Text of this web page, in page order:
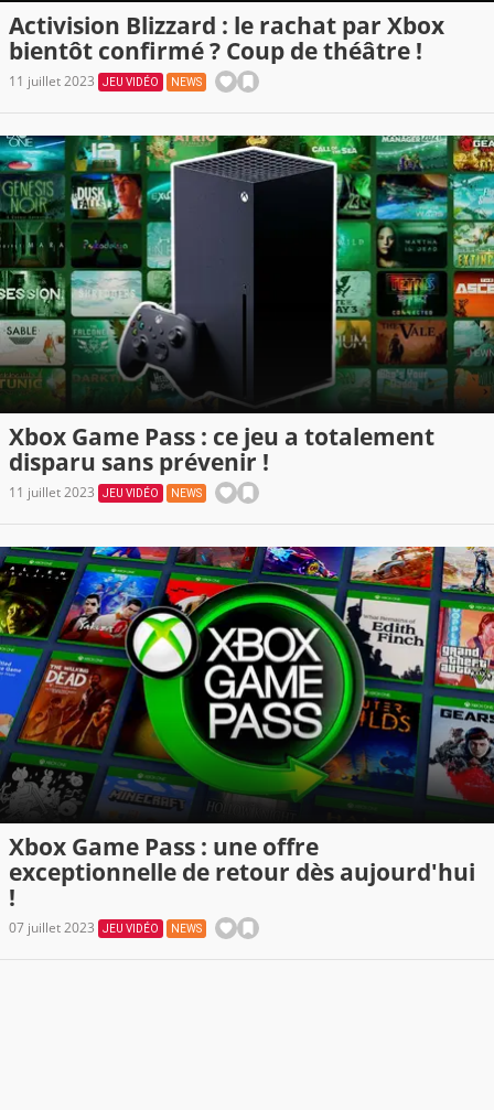
Activision Blizzard : le rachat par Xbox
bientôt confirmé ? Coup de théâtre !
11 juillet 2023 JEU VIDÉO NEWS
Xbox Game Pass : ce jeu a totalement
disparu sans prévenir !
11 juillet 2023 JEU VIDÉO NEWS
Xbox Game Pass : une offre
exceptionnelle de retour dès aujourd'hui
!
07 juillet 2023 JEU VIDÉO NEWS